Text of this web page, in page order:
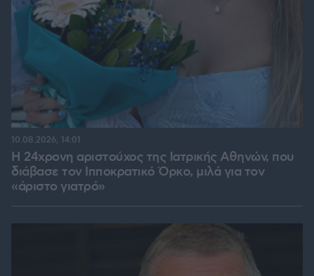
Η 24χρονη αριστούχος της Ιατρικής Αθηνών, που
διάβασε τον Ιπποκρατικό Όρκο, μιλά για τον
«άριστο γιατρό»
10.08.2026, 14:01